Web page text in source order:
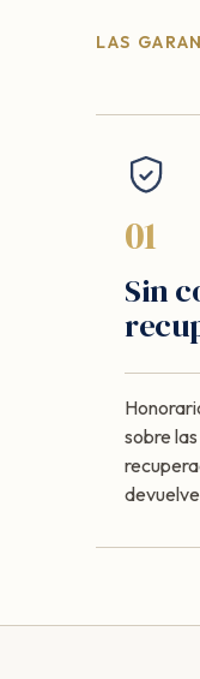
LAS
01
Sin
sobre